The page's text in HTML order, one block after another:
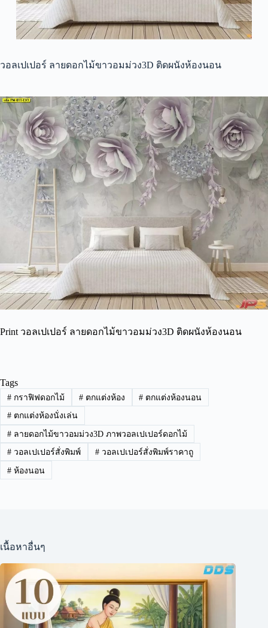
วอลเปเปอร์ ลายดอกไม้ขาวอมม่วง3D ติดผนังห้องนอน
Print วอลเปเปอร์ ลายดอกไม้ขาวอมม่วง3D ติดผนังห้องนอน
Tags
#กราฟิฟดอกไม้ #ตกแต่งห้อง # ตกแต่งห้องนอน
#ตกแต่งห้องนั่งเล่น
#ลายดอกไม้ขาวอมม่วง3D ภาพวอลเปเปอร์ดอกไม้
#วอลเปเปอร์สั่งพิมพ์ #วอลเปเปอร์สั่งพิมพ์ราคาถู
#ห้องนอน
เนื้อหาอื่นๆ